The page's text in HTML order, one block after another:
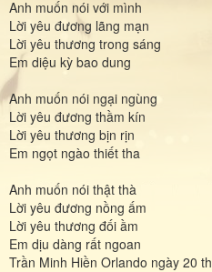
Anh muốn nói với mình
Lời yêu đương lãng mạn
Lời yêu thương trong sáng
Em diệu kỳ bao dung
Anh muốn nói ngại ngùng
Lời yêu đương thầm kín
Lời yêu thương bịn rịn
Em ngọt ngào thiết tha
Anh muốn nói thật thà
Lời yêu đương nồng ấm
Lời yêu thương đối ầm
Em dịu dàng rất ngoan
Trần Minh Hiền Orlando ngày 20